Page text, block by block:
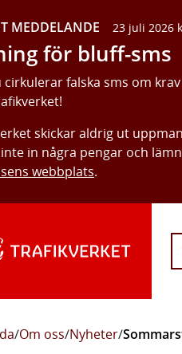
MEDDELANDE 23 juli 2026
för bluff-sms
cirkulerar falska sms om
skickar aldrig ut
in några pengar och
webbplats.
/Om oss/Nyheter/